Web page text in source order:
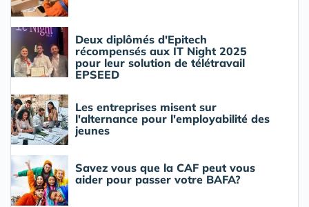
Deux diplômés d'Epitech
récompensés aux IT Night 2025
pour leur solution de télétravail
EPSEED
Les entreprises misent sur
l'alternance pour l'employabilité des
jeunes
Savez vous que la CAF peut vous
aider pour passer votre BAFA?